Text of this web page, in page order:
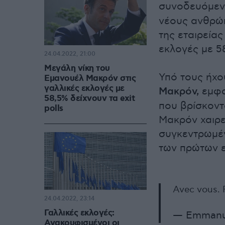
νέους
της
εκλογές με
Υπό τους
Μακρόν,
που
Μακρόν
των πρώτων
Avec vous.
—
Μεγάλη νίκη του
Εμανουέλ Μακρόν στις
γαλλικές εκλογές με
58,5% δείχνουν τα exit
polls
24.04.2022, 21:00
Γαλλικές εκλογές:
24.04.2022, 23:14